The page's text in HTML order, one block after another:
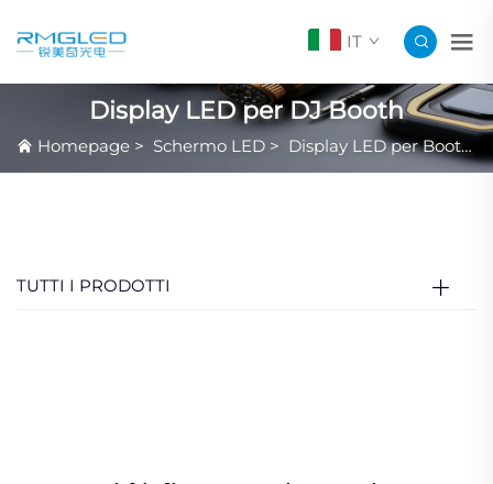
IT
Display LED per DJ Booth
Homepage > Schermo LED > Display LED per Booth DJ e Console DJ
TUTTI I PRODOTTI